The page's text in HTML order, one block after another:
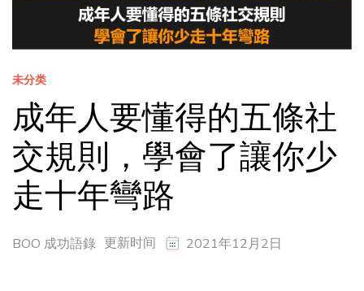
未分类
成年人要懂得的五條社
交規則，學會了讓你少
走十年彎路
BOO 成功語錄 更新时间 2021年12月2日